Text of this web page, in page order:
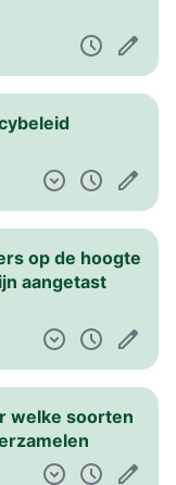
op de hoogte
aangetast
welke soorten